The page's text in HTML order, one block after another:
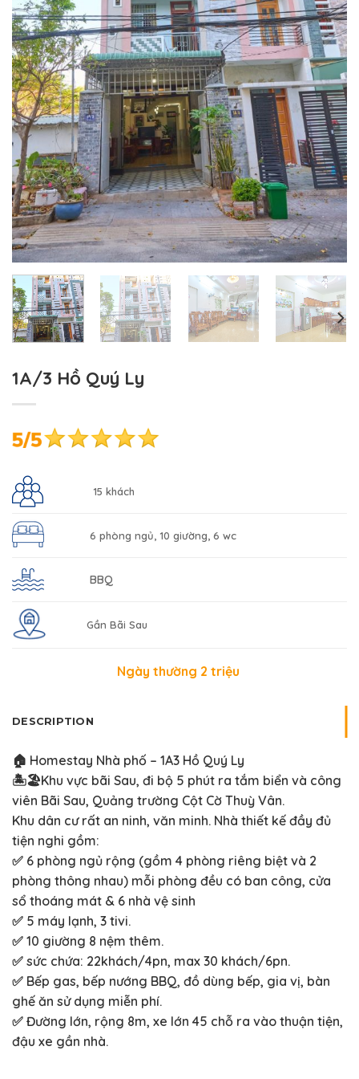
1A/3 Hồ Quý Ly
15 khách
6 phòng ngủ, 10 giường, 6 wc
BBQ
Gần Bãi Sau
Ngày thường 2 triệu
DESCRIPTION
🏠 Homestay Nhà phố – 1A3 Hồ Quý Ly
🏝️🏖️Khu vực bãi Sau, đi bộ 5 phút ra tắm biển và công
viên Bãi Sau, Quảng trường Cột Cờ Thuỳ Vân.
Khu dân cư rất an ninh, văn minh. Nhà thiết kế đầy đủ
tiện nghi gồm:
✅ 6 phòng ngủ rộng (gồm 4 phòng riêng biệt và 2
phòng thông nhau) mỗi phòng đều có ban công, cửa
sổ thoáng mát & 6 nhà vệ sinh
✅ 5 máy lạnh, 3 tivi.
✅ 10 giường 8 nệm thêm.
✅ sức chứa: 22khách/4pn, max 30 khách/6pn.
✅ Bếp gas, bếp nướng BBQ, đồ dùng bếp, gia vị, bàn
ghế ăn sử dụng miễn phí.
✅ Đường lớn, rộng 8m, xe lớn 45 chỗ ra vào thuận tiện,
đậu xe gần nhà.